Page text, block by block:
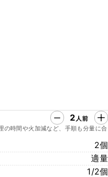
2 人前
の時間や火加減など、手順も分量に合
2個
適量
1/2個